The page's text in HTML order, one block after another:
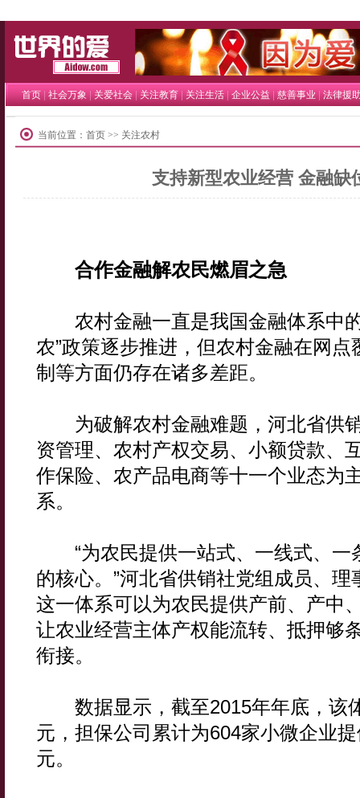
世界的爱
首页|社会万象|关爱社会|关注教育|关注生活|企业公益|慈善事业|法律援
当前位置： 首页 >> 关注农村
支持新型农业经营 金融缺
合作金融解农民燃眉之急
农村金融一直是我国金融体系中的
农”政策逐步推进，但农村金融在网
制等方面仍存在诸多差距。
为破解农村金融难题，河北省供
资管理、农村产权交易、小额贷款、
作保险、农产品电商等十一个业态为
系。
“为农民提供一站式、一线式、一
的核心。”河北省供销社党组成员、
这一体系可以为农民提供产前、产中
让农业经营主体产权能流转、抵押够
衔接。
数据显示，截至2015年年底，该
元，担保公司累计为604家小微企业
元。